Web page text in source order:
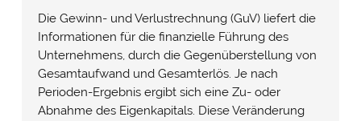
Die Gewinn- und Verlustrechnung (GuV) liefert die
Informationen für die finanzielle Führung des
Unternehmens, durch die Gegenüberstellung von
Gesamtaufwand und Gesamterlös. Je nach
Perioden-Ergebnis ergibt sich eine Zu- oder
Abnahme des Eigenkapitals. Diese Veränderung